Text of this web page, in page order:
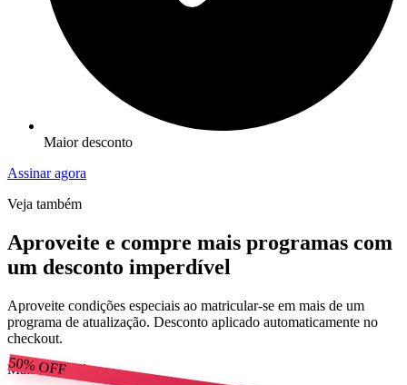
Maior desconto
Assinar agora
Veja também
Aproveite e compre mais programas com
um desconto imperdível
Aproveite condições especiais ao matricular-se em mais de um
programa de atualização. Desconto aplicado automaticamente no
checkout.
Mais escolhido
50%OFF